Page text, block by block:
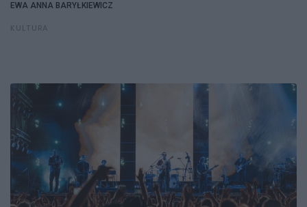
EWA ANNA BARYŁKIEWICZ